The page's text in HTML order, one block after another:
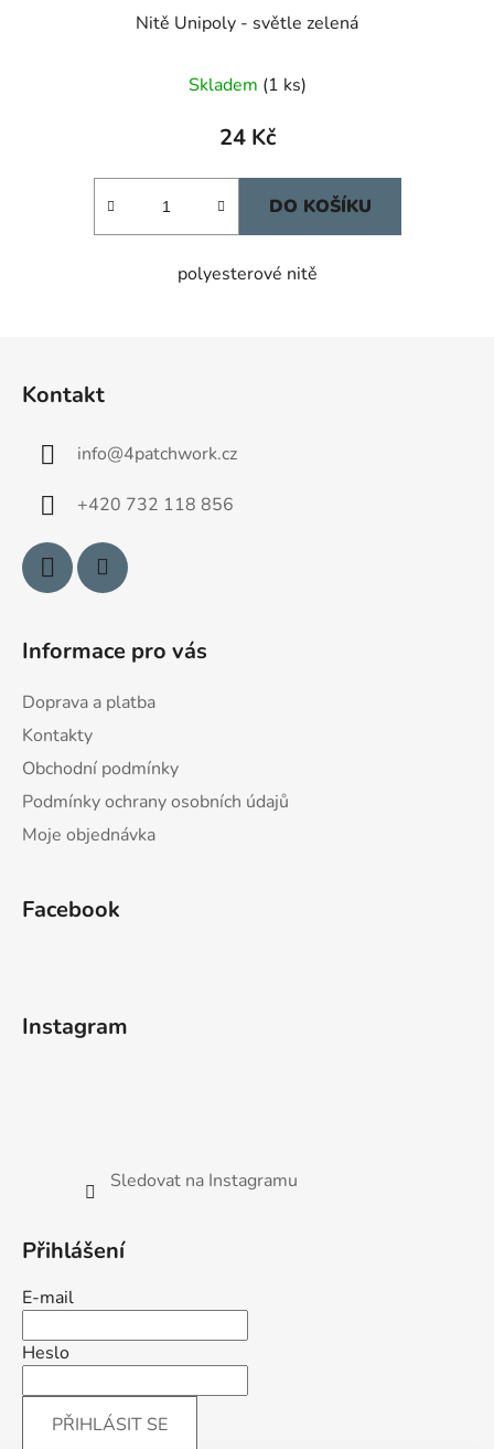
Nitě Unipoly - světle zelená
Skladem (1 ks)
24 Kč
DO KOŠÍKU
polyesterové nitě
Kontakt
info@4patchwork.cz
+420 732 118 856
Informace pro vás
Doprava a platba
Kontakty
Obchodní podmínky
Podmínky ochrany osobních údajů
Moje objednávka
Facebook
Instagram
Sledovat na Instagramu
Přihlášení
E-mail
Heslo
PŘIHLÁSIT SE